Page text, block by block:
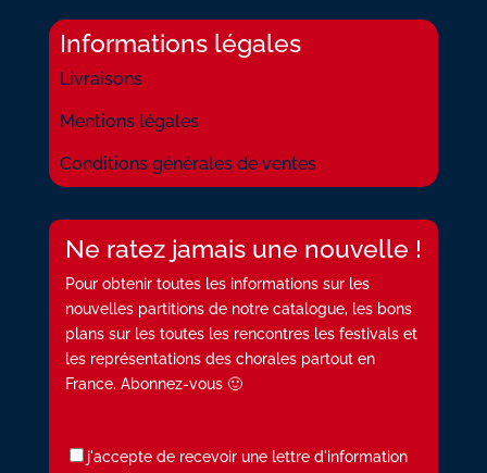
Informations légales
Livraisons
Mentions légales
Conditions générales de ventes
Ne ratez jamais une nouvelle !
Pour obtenir toutes les informations sur les
nouvelles partitions de notre catalogue, les bons
plans sur les toutes les rencontres les festivals et
les représentations des chorales partout en
France. Abonnez-vous 🙂
j'accepte de recevoir une lettre d'information